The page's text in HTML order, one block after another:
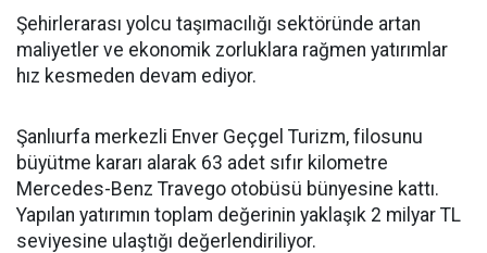
Şehirlerarası yolcu taşımacılığı sektöründe artan
maliyetler ve ekonomik zorluklara rağmen yatırımlar
hız kesmeden devam ediyor.
Şanlıurfa merkezli Enver Geçgel Turizm, filosunu
büyütme kararı alarak 63 adet sıfır kilometre
Mercedes-Benz Travego otobüsü bünyesine kattı.
Yapılan yatırımın toplam değerinin yaklaşık 2 milyar TL
seviyesine ulaştığı değerlendiriliyor.